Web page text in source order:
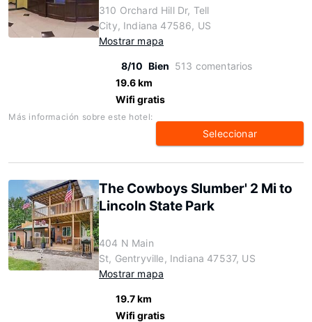
310 Orchard Hill Dr, Tell
City, Indiana 47586, US
Mostrar mapa
8/10 Bien 513 comentarios
19.6 km
Wifi gratis
Más información sobre este hotel:
Seleccionar
The Cowboys Slumber' 2 Mi to
Lincoln State Park
404 N Main
St, Gentryville, Indiana 47537, US
Mostrar mapa
19.7 km
Wifi gratis